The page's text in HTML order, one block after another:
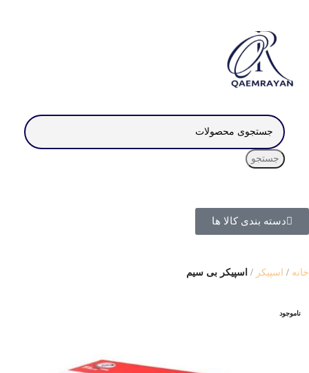
جستجو
دسته بندی کالا ها
خانه اسپیکر اسپیکر بی سیم
ناموجود